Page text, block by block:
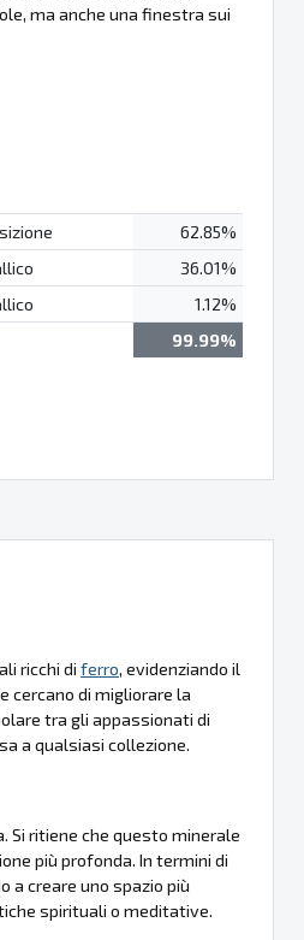
ma anche una finestra sui
62.85%
36.01%
1.12%
99.99%
ricchi di ferro, evidenziando il
cercano di migliorare la
tra gli appassionati di
a qualsiasi collezione.
Si ritiene che questo minerale
più profonda. In termini di
a creare uno spazio più
spirituali o meditative.